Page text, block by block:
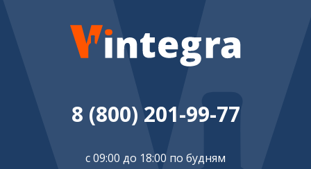
8 (800) 201-99-77
с 09:00 до 18:00 по будням